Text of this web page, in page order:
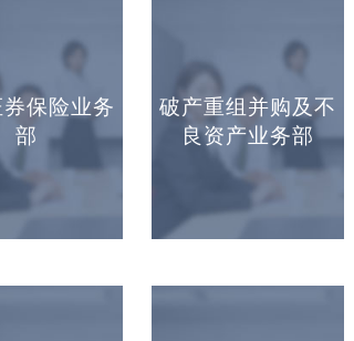
保险业务
部
破产重组并购及不
良资产业务部